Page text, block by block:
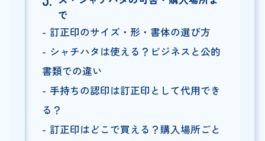
で
訂正印のサイズ・形・書体の選び方
シャチハタは使える？ビジネスと公的
書類での違い
手持ちの認印は訂正印として代用でき
る？
訂正印はどこで買える？購入場所ごと